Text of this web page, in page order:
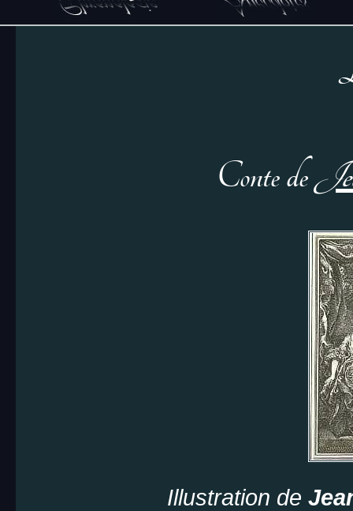
Conte de
Illustration de